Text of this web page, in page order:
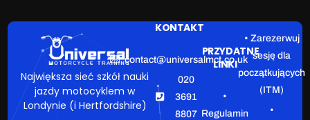
Największa sieć szkół nauki
jazdy motocyklem w
Londynie (i Hertfordshire)
KONTAKT
contact@universalmct.co.uk
020
3691
8807
PRZYDATNE
LINKI
•
Regulamin
• Zarezerwuj
sesję dla
początkujących
(ITM)
•